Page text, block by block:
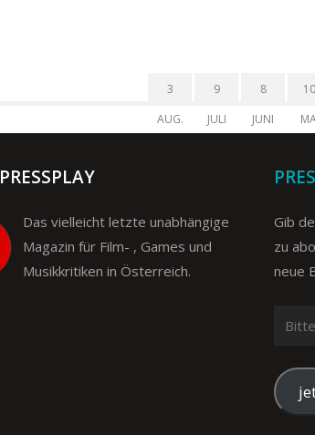
3
AUG.
9
JULI
8
JUNI
10
PRESSPLAY
Das vielleicht letzte unabhängige
Magazin für Film- , Games und
Musikkritiken in Österreich.
Gib
zu
neue
Mail-